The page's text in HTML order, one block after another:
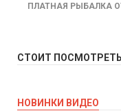
ПЛАТНАЯ РЫБАЛКА
СТОИТ ПОСМОТРЕТЬ
НОВИНКИ ВИДЕО